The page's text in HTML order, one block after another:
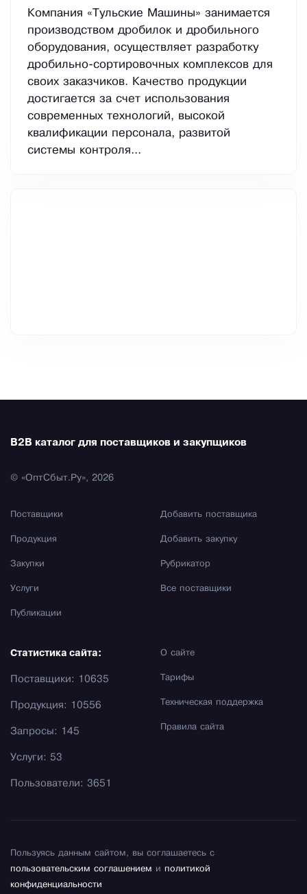
Компания «Тульские Машины» занимается
производством дробилок и дробильного
оборудования, осуществляет разработку
дробильно-сортировочных комплексов для
своих заказчиков. Качество продукции
достигается за счет использования
современных технологий, высокой
квалификации персонала, развитой
системы контроля...
B2B каталог для поставщиков и закупщиков
© «ОптСбыт.Ру», 2026
Поставщики
Продукция
Закупки
Услуги
Публикации
Добавить поставщика
Добавить закупку
Рубрикатор
Все поставщики
О сайте
Тарифы
Техническая поддержка
Правила сайта
Статистика сайта:
Поставщики: 10635
Продукция: 10556
Запросы: 145
Услуги: 53
Пользователи: 3651
Пользуясь данным сайтом, вы соглашаетесь с
пользовательским соглашением и политикой
конфиденциальности